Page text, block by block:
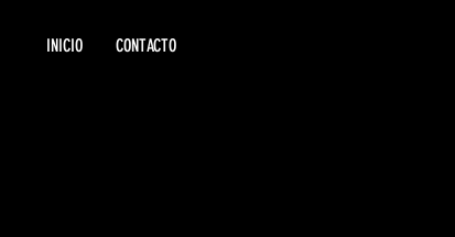
INICIO CONTACTO